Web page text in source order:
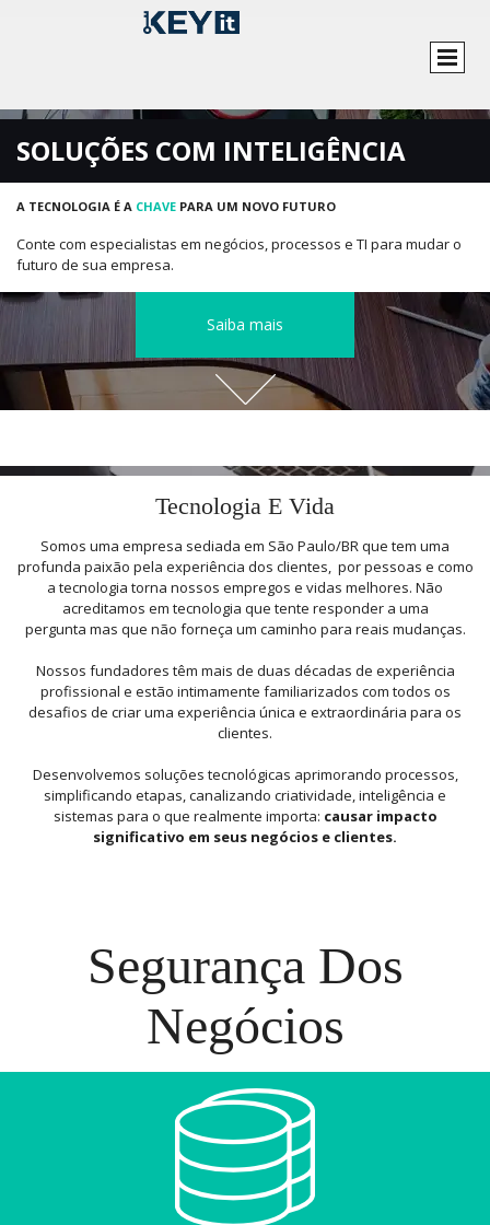
SOLUÇÕES COM INTELIGÊNCIA
A TECNOLOGIA É A CHAVE PARA UM NOVO FUTURO
Conte com especialistas em negócios, processos e TI para mudar o
futuro de sua empresa.
Saiba mais
Tecnologia E Vida
Somos uma empresa sediada em São Paulo/BR que tem uma
profunda paixão pela experiência dos clientes, por pessoas e como
a tecnologia torna nossos empregos e vidas melhores. Não
acreditamos em tecnologia que tente responder a uma
pergunta mas que não forneça um caminho para reais mudanças.
Nossos fundadores têm mais de duas décadas de experiência
profissional e estão intimamente familiarizados com todos os
desafios de criar uma experiência única e extraordinária para os
clientes.
Desenvolvemos soluções tecnológicas aprimorando processos,
simplificando etapas, canalizando criatividade, inteligência e
sistemas para o que realmente importa: causar impacto
significativo em seus negócios e clientes.
Segurança Dos
Negócios